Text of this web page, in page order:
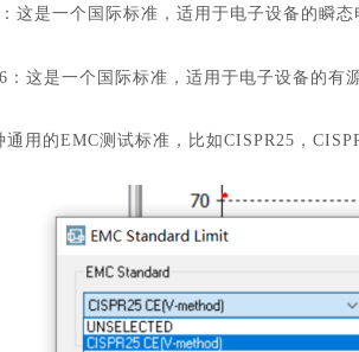
这是一个国际标准，适用于电子设备的瞬
：这是一个国际标准，适用于电子设备的有
通用的EMC测试标准，比如CISPR25，